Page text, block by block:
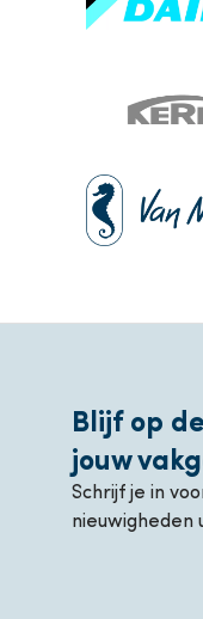
Blijf op
jouw
Schrijf je in
nieuwigheden